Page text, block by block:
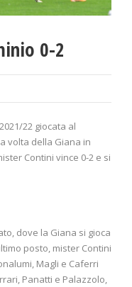
0-2
22 giocata al
volta della Giana in
Contini vince 0-2 e si
dove la Giana si gioca
posto, mister Contini
Magli e Caferri
Panatti e Palazzolo,